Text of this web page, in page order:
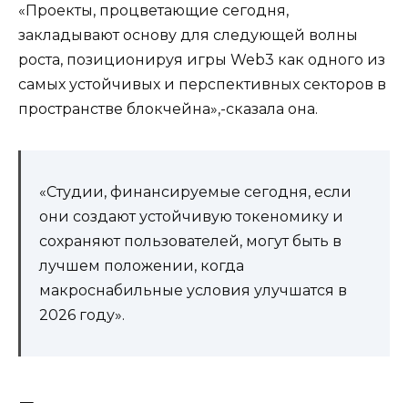
«Проекты, процветающие сегодня,
закладывают основу для следующей волны
роста, позиционируя игры Web3 как одного из
самых устойчивых и перспективных секторов в
пространстве блокчейна»,-сказала она.
«Студии, финансируемые сегодня, если
они создают устойчивую токеномику и
сохраняют пользователей, могут быть в
лучшем положении, когда
макроснабильные условия улучшатся в
2026 году».